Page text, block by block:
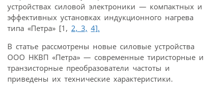
устройствах силовой электроники — компактных и
эффективных установках индукционного нагрева
типа «Петра» [1, 2, 3, 4].
В статье рассмотрены новые силовые устройства
ООО НКВП «Петра» — современные тиристорные и
транзисторные преобразователи частоты и
приведены их технические характеристики.